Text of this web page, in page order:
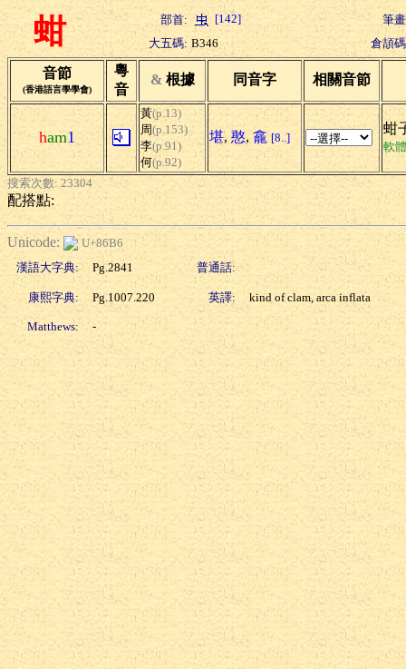
蚶 部首: [142]
筆
大五碼: B346 倉頡
音節
(香港語言學學會)
粵
音
& 根據 同音字 相關音節
ham1
黃(p.13)
周(p.153)
李(p.91)
何(p.92)
堪, 憨, 龕 [8..]
蚶
軟
搜索次數: 23304
配搭點:
Unicode:
U+86B6
漢語大字典:
Pg.2841 普通話:
康熙字典: Pg.1007.220 英譯: kind of clam, arca inflata
Matthews: -